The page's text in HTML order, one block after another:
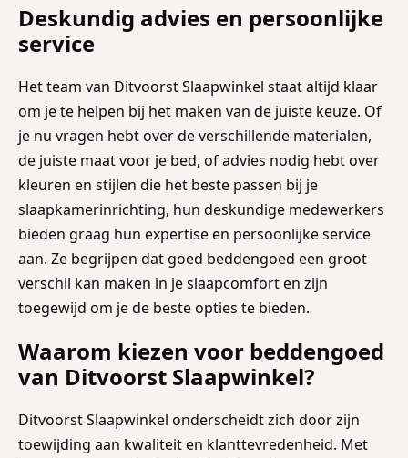
Deskundig advies en persoonlijke
service
Het team van Ditvoorst Slaapwinkel staat altijd klaar
om je te helpen bij het maken van de juiste keuze. Of
je nu vragen hebt over de verschillende materialen,
de juiste maat voor je bed, of advies nodig hebt over
kleuren en stijlen die het beste passen bij je
slaapkamerinrichting, hun deskundige medewerkers
bieden graag hun expertise en persoonlijke service
aan. Ze begrijpen dat goed beddengoed een groot
verschil kan maken in je slaapcomfort en zijn
toegewijd om je de beste opties te bieden.
Waarom kiezen voor beddengoed
van Ditvoorst Slaapwinkel?
Ditvoorst Slaapwinkel onderscheidt zich door zijn
toewijding aan kwaliteit en klanttevredenheid. Met